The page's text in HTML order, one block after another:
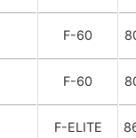
F-60
F-60
F-ELITE